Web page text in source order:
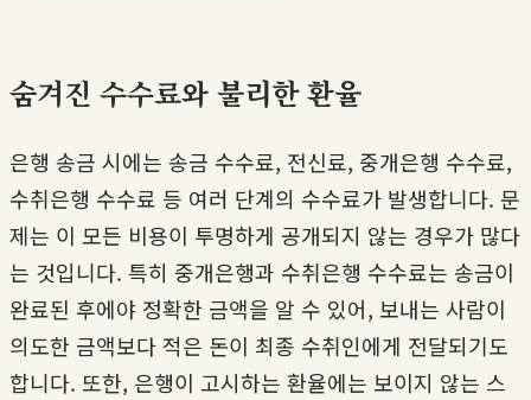
숨겨진 수수료와 불리한 환율
은행 송금 시에는 송금 수수료, 전신료, 중개은행 수수료,
수취은행 수수료 등 여러 단계의 수수료가 발생합니다. 문
제는 이 모든 비용이 투명하게 공개되지 않는 경우가 많다
는 것입니다. 특히 중개은행과 수취은행 수수료는 송금이
완료된 후에야 정확한 금액을 알 수 있어, 보내는 사람이
의도한 금액보다 적은 돈이 최종 수취인에게 전달되기도
합니다. 또한, 은행이 고시하는 환율에는 보이지 않는 스